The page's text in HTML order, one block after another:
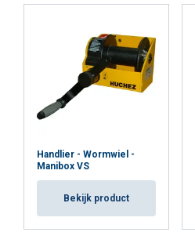
Handlier - Wormwiel -
Manibox VS
Bekijk product